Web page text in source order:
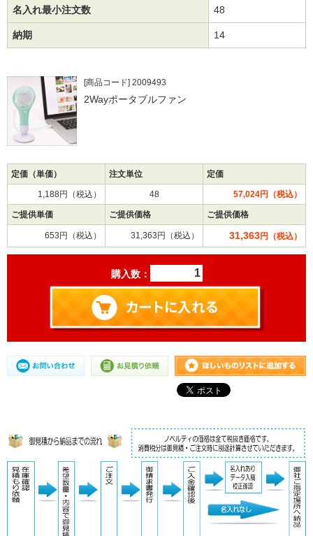
名入れ最小注文数 48
納期 14
[商品コード] 2009493
2Wayポータブルファン
定価（単価） 注文単位 定価
1,188円（税込） 48 57,024円（税込）
ご提供単価 ご提供価格 ご提供価格
653円（税込） 31,363円（税込） 31,363円（税込）
購入数：